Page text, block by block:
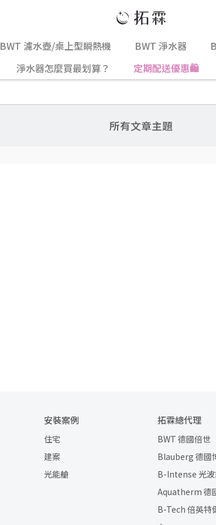
BWT 濾水壺/桌上型瞬熱機 BWT 淨水器
淨水器怎麼買最划算？ 定期配送優惠🛍️
所有文章主題
安裝案例
住宅
建案
光能艙
拓霖總代理
BWT 德國倍世
Blauberg 德國
B-Intense 光
Aquatherm 德
B-Tech 倍英特